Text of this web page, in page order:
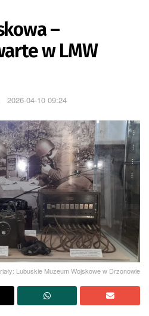
–
w LMW
2026-04-10 09:24
Lubuskie Muzeum Wojskowe w Drzonowie